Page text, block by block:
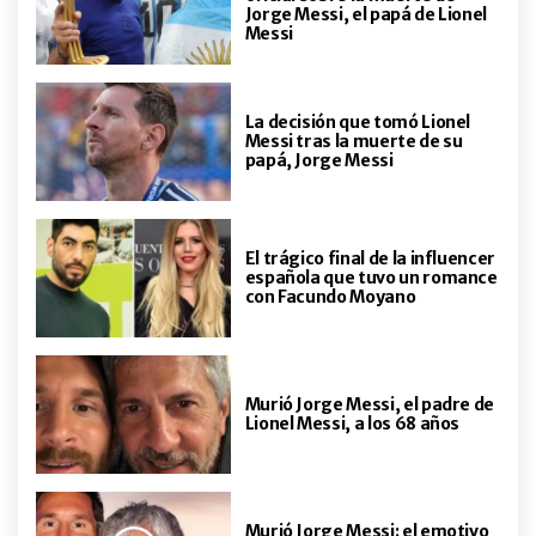
Jorge Messi, el papá de Lionel
Messi
La decisión que tomó Lionel
Messi tras la muerte de su
papá, Jorge Messi
El trágico final de la influencer
española que tuvo un romance
con Facundo Moyano
Murió Jorge Messi, el padre de
Lionel Messi, a los 68 años